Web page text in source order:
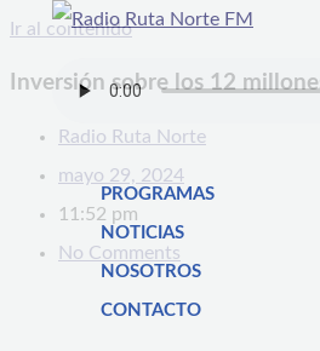
Ir al contenido
PROGRAMAS
NOTICIAS
NOSOTROS
CONTACTO
Inversión sobre los 12
Radio Ruta Norte
mayo 29, 2024
11:52 pm
No Comments